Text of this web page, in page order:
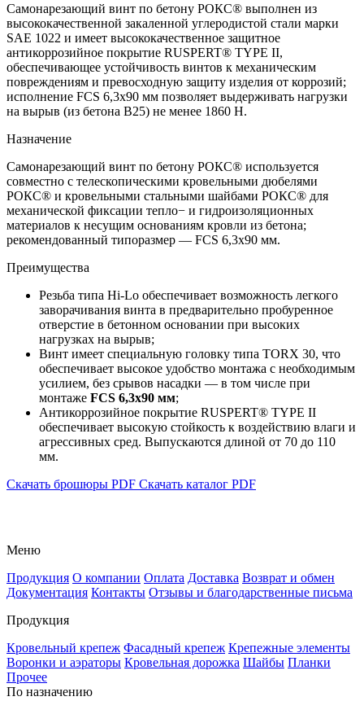
Самонарезающий винт по бетону РОКС® выполнен из
высококачественной закаленной углеродистой стали марки
SAE 1022 и имеет высококачественное защитное
антикоррозийное покрытие RUSPERT® TYPE II,
обеспечивающее устойчивость винтов к механическим
повреждениям и превосходную защиту изделия от коррозий;
исполнение FCS 6,3x90 мм позволяет выдерживать нагрузки
на вырыв (из бетона B25) не менее 1860 Н.
Назначение
Самонарезающий винт по бетону РОКС® используется
совместно с телескопическими кровельными дюбелями
РОКС® и кровельными стальными шайбами РОКС® для
механической фиксации тепло− и гидроизоляционных
материалов к несущим основаниям кровли из бетона;
рекомендованный типоразмер — FCS 6,3x90 мм.
Преимущества
Резьба типа Hi-Lo обеспечивает возможность легкого
заворачивания винта в предварительно пробуренное
отверстие в бетонном основании при высоких
нагрузках на вырыв;
Винт имеет специальную головку типа TORX 30, что
обеспечивает высокое удобство монтажа с необходимым
усилием, без срывов насадки — в том числе при
монтаже FCS 6,3x90 мм;
Антикоррозийное покрытие RUSPERT® TYPE II
обеспечивает высокую стойкость к воздействию влаги и
агрессивных сред. Выпускаются длиной от 70 до 110
мм.
Скачать брошюры PDF Скачать каталог PDF
Меню
Продукция О компании Оплата Доставка Возврат и обмен
Документация Контакты Отзывы и благодарственные письма
Продукция
Кровельный крепеж Фасадный крепеж Крепежные элементы
Воронки и аэраторы Кровельная дорожка Шайбы Планки
Прочее
По назначению